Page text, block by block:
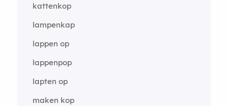
kattenkop
lampenkap
lappen op
lappenpop
lapten op
maken kop